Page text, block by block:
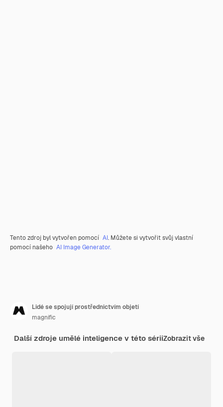
Tento zdroj byl vytvořen pomocí AI. Můžete si vytvořit svůj vlastní
pomocí našeho AI Image Generator.
Lidé se spojují prostřednictvím objetí
magnific
Další zdroje umělé inteligence v této sériiZobrazit vše